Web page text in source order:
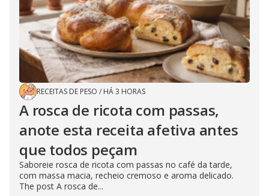
RECEITAS DE PESO / HÁ 3 HORAS
A rosca de ricota com passas,
anote esta receita afetiva antes
que todos peçam
Saboreie rosca de ricota com passas no café da tarde,
com massa macia, recheio cremoso e aroma delicado.
The post A rosca de...